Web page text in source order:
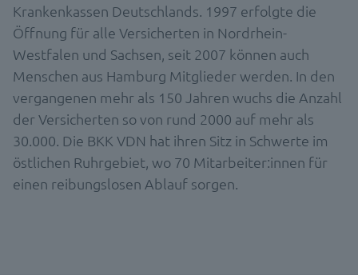
Krankenkassen Deutschlands. 1997 erfolgte die
Öffnung für alle Versicherten in Nordrhein-
Westfalen und Sachsen, seit 2007 können auch
Menschen aus Hamburg Mitglieder werden. In den
vergangenen mehr als 150 Jahren wuchs die Anzahl
der Versicherten so von rund 2000 auf mehr als
30.000. Die BKK VDN hat ihren Sitz in Schwerte im
östlichen Ruhrgebiet, wo 70 Mitarbeiter:innen für
einen reibungslosen Ablauf sorgen.